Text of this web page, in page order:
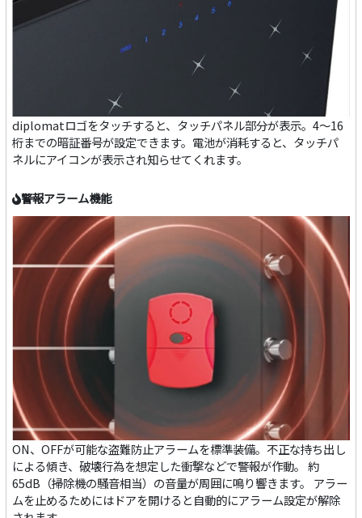
diplomatロゴをタッチすると、タッチパネル部分が表示。4～16
桁までの暗証番号が設定できます。電池が消耗すると、タッチパ
ネルにアイコンが表示され知らせてくれます。
警報アラーム機能
ON、OFFが可能な盗難防止アラームを標準装備。不正な持ち出し
による傾き、破壊行為を想定した衝撃などで警報が作動。 約
65dB（掃除機の騒音相当）の音量が周囲に鳴り響きます。 アラー
ムを止めるためにはドアを開けると自動的にアラーム設定が解除